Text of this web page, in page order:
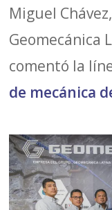
Miguel
Geomecánica
comentó la
de mecánica